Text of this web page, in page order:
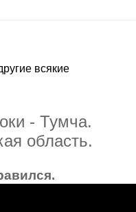
всякие
- Тумча.
область.